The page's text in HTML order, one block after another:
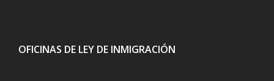
OFICINAS DE LEY DE INMIGRACIÓN